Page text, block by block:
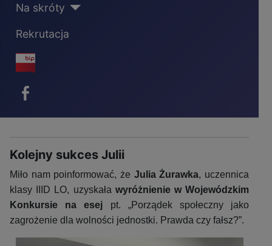
Na skróty
Rekrutacja
BIP - ikona
Kolejny sukces Julii
Miło nam poinformować, że Julia Żurawka, uczennica
klasy IIID LO, uzyskała wyróżnienie w Wojewódzkim
Konkursie na esej pt. „Porządek społeczny jako
zagrożenie dla wolności jednostki. Prawda czy fałsz?”.